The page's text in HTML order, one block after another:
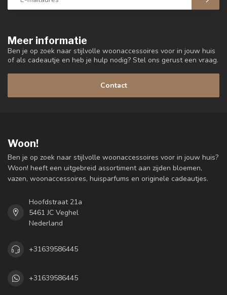
Meer informatie
Ben je op zoek naar stijlvolle woonaccessoires voor in jouw huis
of als cadeautje en heb je hulp nodig? Stel ons gerust een vraag.
Contact
Woon!
Ben je op zoek naar stijlvolle woonaccessoires voor in jouw huis?
Woon! heeft een uitgebreid assortiment aan zijden bloemen,
vazen, woonaccessoires, huisparfums en originele cadeautjes.
Hoofdstraat 21a
5461 JC Veghel
Nederland
+31639586445
+31639586445